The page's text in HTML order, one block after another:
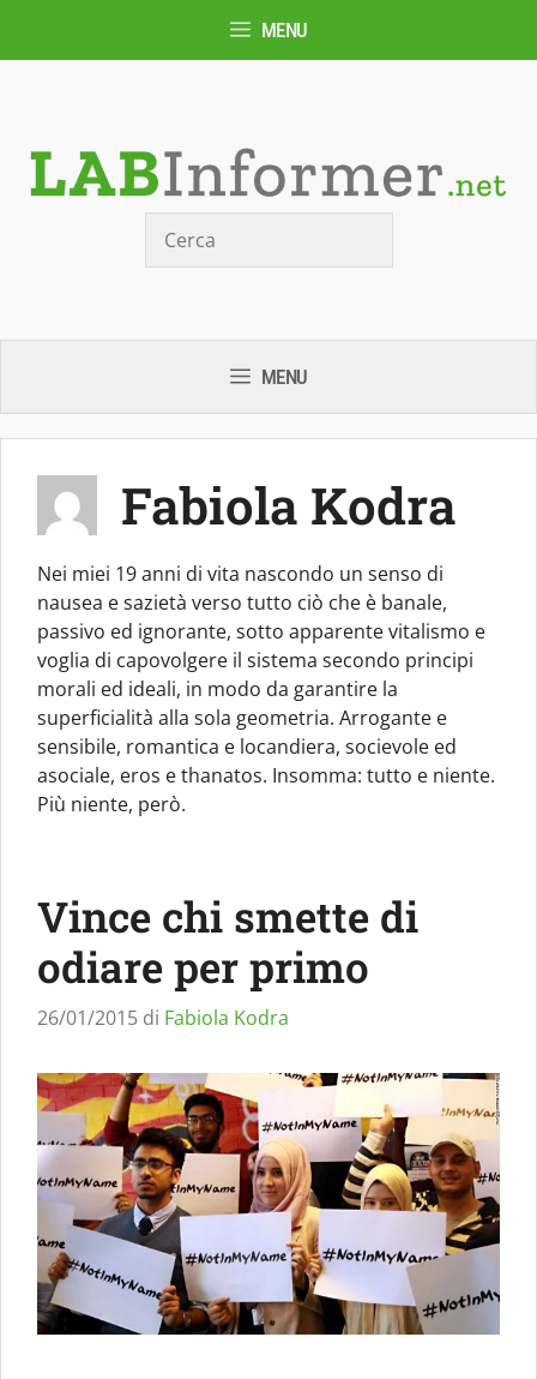
MENU
MENU
Fabiola Kodra
Nei miei 19 anni di vita nascondo un senso di
nausea e sazietà verso tutto ciò che è banale,
passivo ed ignorante, sotto apparente vitalismo e
voglia di capovolgere il sistema secondo principi
morali ed ideali, in modo da garantire la
superficialità alla sola geometria. Arrogante e
sensibile, romantica e locandiera, socievole ed
asociale, eros e thanatos. Insomma: tutto e niente.
Più niente, però.
Vince chi smette di
odiare per primo
26/01/2015 di Fabiola Kodra